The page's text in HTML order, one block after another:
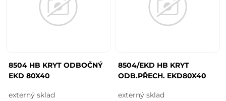
8504 HB KRYT ODBOČNÝ
EKD 80X40
externý sklad
8504/EKD HB KRYT
ODB.PŘECH. EKD80X40
externý sklad